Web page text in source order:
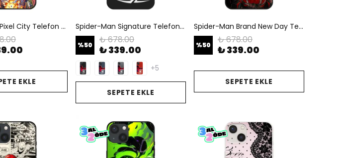
Spider-Man Pixel City Telefon Kılıfı
EKLE
Spider-Man Signature Telefon Kılıfı
%50 ₺ 678.00
₺ 339.00
+5
SEPETE EKLE
Spider-Man Brand New Day Telefon Kılıfı
%50 ₺ 678.00
₺ 339.00
SEPETE EKLE